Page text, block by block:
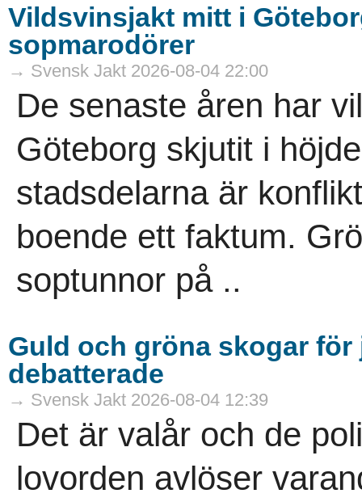
Vildsvinsjakt mitt i
sopmarodörer
→ Svensk Jakt 2026-08-04 22:00
De senaste åren har
Göteborg skjutit i
stadsdelarna är
boende ett faktum.
soptunnor på ..
Guld och gröna skogar
debatterade
→ Svensk Jakt 2026-08-04 12:39
Det är valår och de
lovorden avlöser